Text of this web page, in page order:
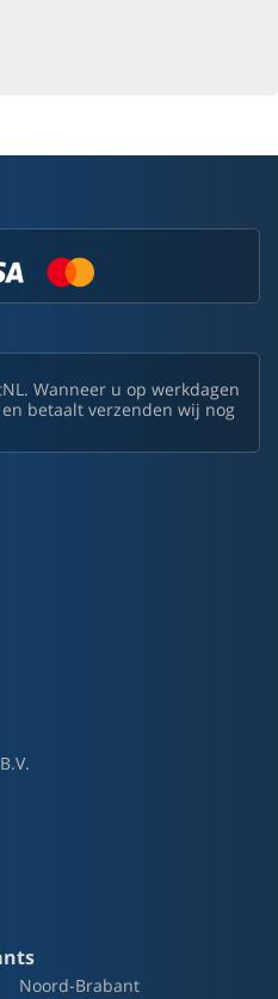
Wanneer u op werkdagen
betaalt verzenden wij nog
Noord-Brabant